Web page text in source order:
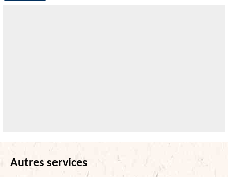
Autres services